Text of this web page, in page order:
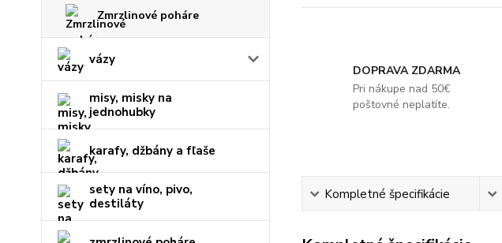
Zmrzlinové poháre
vázy
misy, misky na
jednohubky
karafy, džbány a fľaše
sety na víno, pivo,
destiláty
DOPRAVA ZDARMA
Pri nákupe nad 50€
poštovné neplatíte.
Kompletné špecifikácie